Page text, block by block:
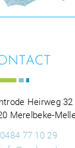
Heirweg 32
Merelbeke-
0484 77 10 29